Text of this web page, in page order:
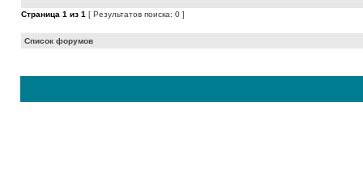
Страница 1 из 1 [ Результатов поиска: 0 ]
Список форумов